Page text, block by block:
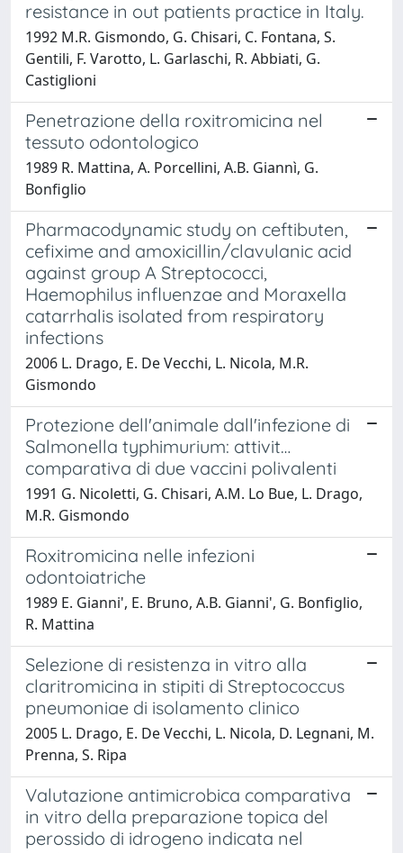
resistance in out patients practice in Italy.
1992 M.R. Gismondo, G. Chisari, C. Fontana, S.
Gentili, F. Varotto, L. Garlaschi, R. Abbiati, G.
Castiglioni
Penetrazione della roxitromicina nel
tessuto odontologico
1989 R. Mattina, A. Porcellini, A.B. Giannì, G.
Bonfiglio
Pharmacodynamic study on ceftibuten,
cefixime and amoxicillin/clavulanic acid
against group A Streptococci,
Haemophilus influenzae and Moraxella
catarrhalis isolated from respiratory
infections
2006 L. Drago, E. De Vecchi, L. Nicola, M.R.
Gismondo
Protezione dell'animale dall'infezione di
Salmonella typhimurium: attivit…
comparativa di due vaccini polivalenti
1991 G. Nicoletti, G. Chisari, A.M. Lo Bue, L. Drago,
M.R. Gismondo
Roxitromicina nelle infezioni
odontoiatriche
1989 E. Gianni', E. Bruno, A.B. Gianni', G. Bonfiglio,
R. Mattina
Selezione di resistenza in vitro alla
claritromicina in stipiti di Streptococcus
pneumoniae di isolamento clinico
2005 L. Drago, E. De Vecchi, L. Nicola, D. Legnani, M.
Prenna, S. Ripa
Valutazione antimicrobica comparativa
in vitro della preparazione topica del
perossido di idrogeno indicata nel